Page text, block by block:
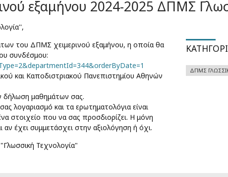
εξαμήνου 2024-2025 ΔΠΜΣ
του ΔΠΜΣ χειμερινού εξαμήνου, η οποία θα
συνδέσμου:
και Καποδιστριακού Πανεπιστημίου Αθηνών
δήλωση μαθημάτων σας.
λογαριασμό και τα ερωτηματολόγια είναι
στοιχείο που να σας προσδιορίζει. Η μόνη
έχει συμμετάσχει στην αξιολόγηση ή όχι.
Τεχνολογία"
ΔΠΜΣ